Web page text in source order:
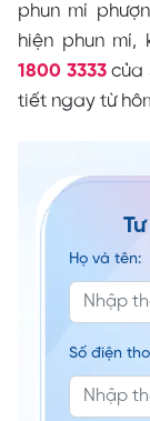
phun mí
hiện phun
1800 3333của
tiết ngay từ
Họ và tên:
Số điện